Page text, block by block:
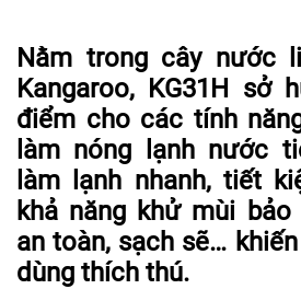
LỌC
NƯỚC
KANGAROO
TỦ
ĐỨNG
MÁY
LỌC
NƯỚC
KANGAROO
ĐỂ
BÀN
MÁY
Nằm trong cây nước
Kangaroo, KG31H sở
điểm cho các tính
làm nóng lạnh nước
làm lạnh nhanh, tiết
khả năng khử mùi
an toàn, sạch sẽ…
dùng thích thú.